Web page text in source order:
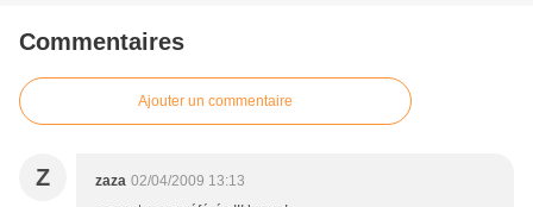
Commentaires
Ajouter un commentaire
Z zaza 02/04/2009 13:13